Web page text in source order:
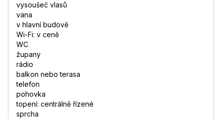
vysoušeč vlasů
vana
v hlavní budově
Wi-Fi: v ceně
WC
župany
rádio
balkon nebo terasa
telefon
pohovka
topení: centrálně řízené
sprcha